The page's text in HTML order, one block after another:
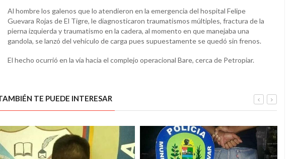
Al hombre los galenos que lo atendieron en la emergencia del hospital Felipe
Guevara Rojas de El Tigre, le diagnosticaron traumatismos múltiples, fractura de la
pierna izquierda y traumatismo en la cadera, al momento en que manejaba una
gandola, se lanzó del vehículo de carga pues supuestamente se quedó sin frenos.
El hecho ocurrió en la vía hacia el complejo operacional Bare, cerca de Petropiar.
TE PUEDE INTERESAR